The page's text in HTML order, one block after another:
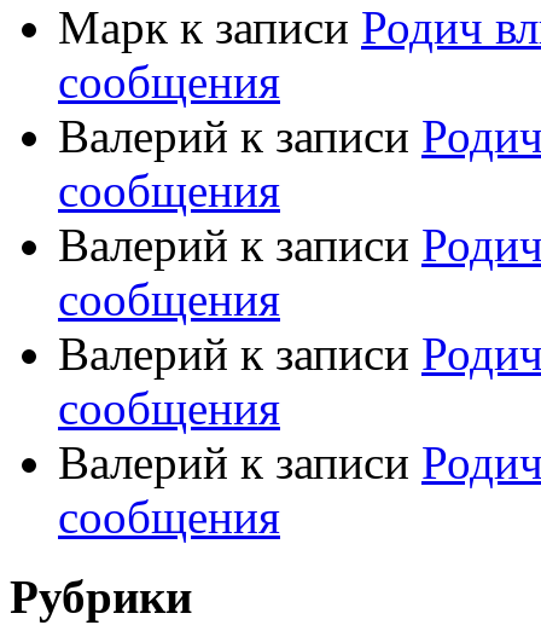
Марк к записи Родич
сообщения
Валерий к записи
сообщения
Валерий к записи
сообщения
Валерий к записи
сообщения
Валерий к записи
сообщения
Рубрики